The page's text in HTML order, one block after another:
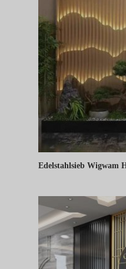
Edelstahlsieb Wigwam